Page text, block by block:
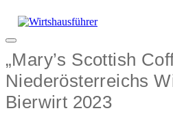
Inhalt
Menü
„Mary’s Scottish
Niederösterreichs
Bierwirt 2023